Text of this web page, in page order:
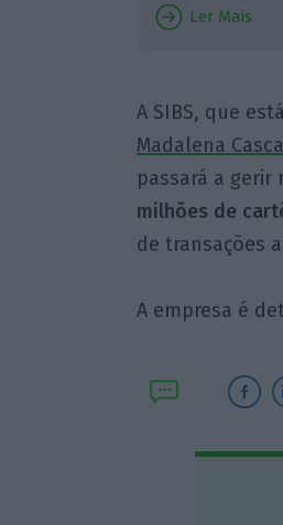
Ler Mais
A SIBS, que
Madalena
passará a gerir
milhões de
de transações
A empresa é